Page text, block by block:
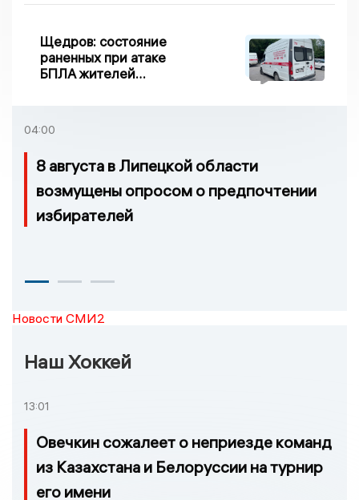
Щедров: состояние
раненных при атаке
БПЛА жителей
04:00
8 августа в Липецкой области
возмущены опросом о предпочтении
избирателей
Новости СМИ2
Наш Хоккей
13:01
Овечкин сожалеет о неприезде команд
из Казахстана и Белоруссии на турнир
его имени